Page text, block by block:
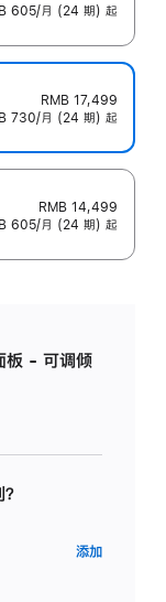
605/月 (24 期) 起
RMB 17,499
730/月 (24 期) 起
RMB 14,499
605/月 (24 期) 起
- 可调倾
添加